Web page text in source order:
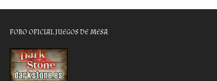
FORO OFICIAL JUEGOS DE MESA